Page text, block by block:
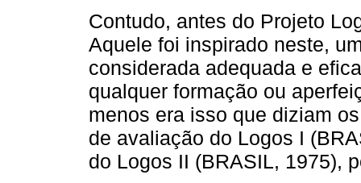
Contudo, antes do Projeto
Aquele foi inspirado neste,
considerada adequada e
qualquer formação ou
menos era isso que diziam
de avaliação do Logos I
do Logos II (BRASIL, 1975),